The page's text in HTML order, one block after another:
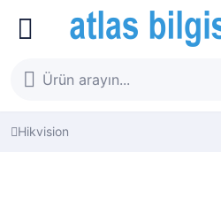
Hikvision